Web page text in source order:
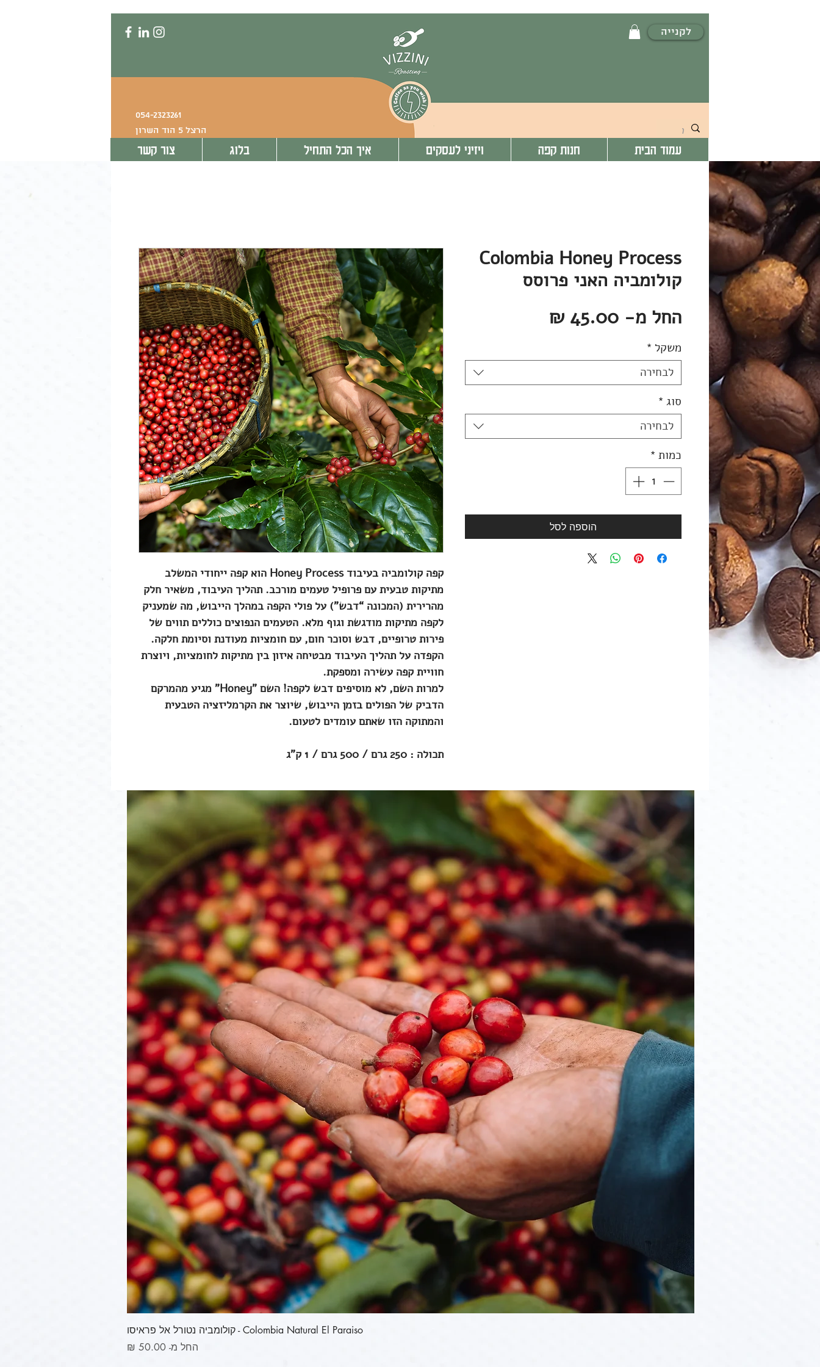
054-2323261
הרצל 5 הוד השרון
לקנייה
עמוד הבית חנות קפה ויזיני לעסקים איך הכל התחיל בלוג צור קשר
Colombia Natural El Paraiso - קולומביה נטורל אל פראיסו
החל מ-
מחיר מבצע
קפה קולומביה בעיבוד Honey Process הוא קפה ייחודי המשלב
מתיקות טבעית עם פרופיל טעמים מורכב. תהליך העיבוד, משאיר חלק
מהרירית (המכונה “דבש”) על פולי הקפה במהלך הייבוש, מה שמעניק
לקפה מתיקות מודגשת וגוף מלא. הטעמים הנפוצים כוללים תווים של
פירות טרופיים, דבש וסוכר חום, עם חומציות מעודנת וסיומת חלקה.
הקפדה על תהליך העיבוד מבטיחה איזון בין מתיקות לחומציות, ויוצרת
חוויית קפה עשירה ומספקת.
למרות השם, לא מוסיפים דבש לקפה! השם "Honey" מגיע מהמרקם
הדביק של הפולים בזמן הייבוש, שיוצר את הקרמליזציה הטבעית
והמתוקה הזו שאתם עומדים לטעום.
תכולה : 250 גרם / 500 גרם / 1 ק"ג
Colombia Honey Process
קולומביה האני פרוסס
החל מ- 45.00 ₪
משקל *
לבחירה
סוג *
לבחירה
כמות *
הוספה לסל